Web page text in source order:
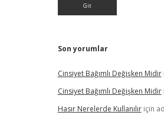
Son yorumlar
Cinsiyet Bağımlı Değişken Midir
Cinsiyet Bağımlı Değişken Midir
Hasır Nerelerde Kullanılıriçin